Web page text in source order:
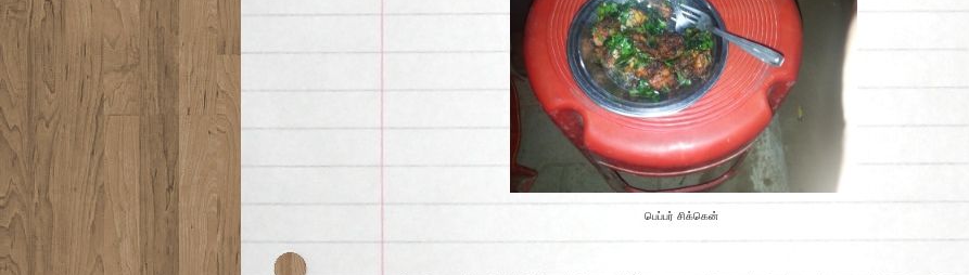
பெப்பர் சிக்கென்